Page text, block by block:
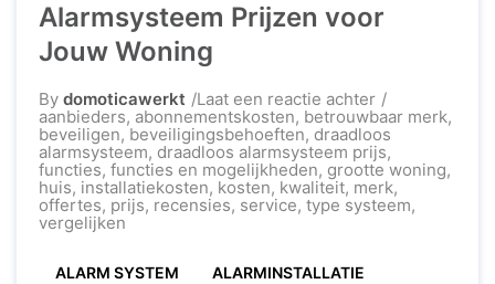
Alarmsysteem Prijzen voor
Jouw Woning
By domoticawerkt Laat een reactie achterop
Vergelijk
Draadloos
Alarmsysteem
Prijzen
voor
Jouw
Woning
aanbieders, abonnementskosten, betrouwbaar merk,
beveiligen, beveiligingsbehoeften, draadloos
alarmsysteem, draadloos alarmsysteem prijs,
functies, functies en mogelijkheden, grootte woning,
huis, installatiekosten, kosten, kwaliteit, merk,
offertes, prijs, recensies, service, type systeem,
vergelijken
ALARM SYSTEM
ALARMINSTALLATIE